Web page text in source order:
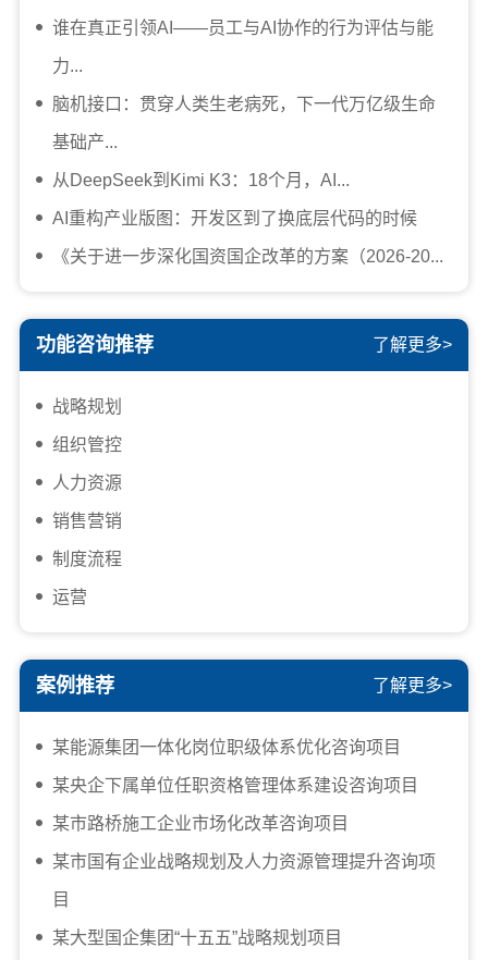
谁在真正引领AI——员工与AI协作的行为评估与能
力...
脑机接口：贯穿人类生老病死，下一代万亿级生命
基础产...
从DeepSeek到Kimi K3：18个月，AI...
AI重构产业版图：开发区到了换底层代码的时候
《关于进一步深化国资国企改革的方案（2026-20...
功能咨询推荐 了解更多>
战略规划
组织管控
人力资源
销售营销
制度流程
运营
案例推荐 了解更多>
某能源集团一体化岗位职级体系优化咨询项目
某央企下属单位任职资格管理体系建设咨询项目
某市路桥施工企业市场化改革咨询项目
某市国有企业战略规划及人力资源管理提升咨询项
目
某大型国企集团“十五五”战略规划项目